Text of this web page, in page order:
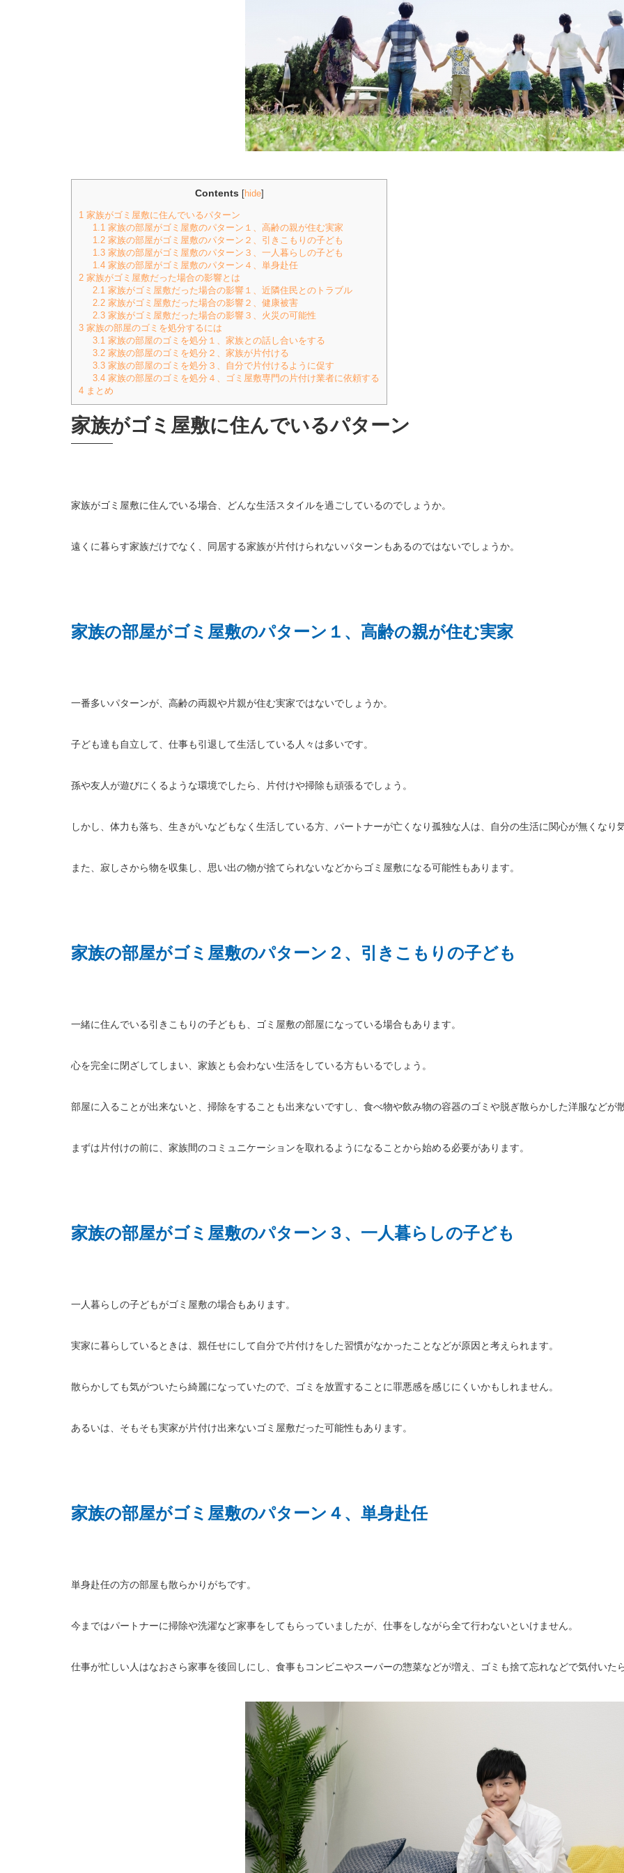
Contents hide]
1 家族がゴミ屋敷に住んでいるパターン
1.1家族の部屋がゴミ屋敷のパターン１、高齢の親が住む実家
1.2家族の部屋がゴミ屋敷のパターン２、引きこもりの子ども
1.3家族の部屋がゴミ屋敷のパターン３、一人暮らしの子ども
1.4家族の部屋がゴミ屋敷のパターン４、単身赴任
2 家族がゴミ屋敷だった場合の影響とは
2.1家族がゴミ屋敷だった場合の影響１、近隣住民とのトラブル
2.2家族がゴミ屋敷だった場合の影響２、健康被害
2.3家族がゴミ屋敷だった場合の影響３、火災の可能性
3 家族の部屋のゴミを処分するには
3.1家族の部屋のゴミを処分１、家族との話し合いをする
3.2家族の部屋のゴミを処分２、家族が片付ける
3.3家族の部屋のゴミを処分３、自分で片付けるように促す
3.4家族の部屋のゴミを処分４、ゴミ屋敷専門の片付け業者に依頼する
4 まとめ
家族がゴミ屋敷に住んでいるパターン
家族がゴミ屋敷に住んでいる場合、どんな生活スタイルを過ごしているのでしょうか。
遠くに暮らす家族だけでなく、同居する家族が片付けられないパターンもあるのではないでしょうか。
家族の部屋がゴミ屋敷のパターン１、高齢の親が住む実家
一番多いパターンが、高齢の両親や片親が住む実家ではないでしょうか。
子ども達も自立して、仕事も引退して生活している人々は多いです。
孫や友人が遊びにくるような環境でしたら、片付けや掃除も頑張るでしょう。
しかし、体力も落ち、生きがいなどもなく生活している方、パートナーが亡くなり孤独な人は、自分の生活に関心が無くなり
また、寂しさから物を収集し、思い出の物が捨てられないなどからゴミ屋敷になる可能性もあります。
家族の部屋がゴミ屋敷のパターン２、引きこもりの子ども
一緒に住んでいる引きこもりの子どもも、ゴミ屋敷の部屋になっている場合もあります。
心を完全に閉ざしてしまい、家族とも会わない生活をしている方もいるでしょう。
部屋に入ることが出来ないと、掃除をすることも出来ないですし、食べ物や飲み物の容器のゴミや脱ぎ散らかした洋服などが
まずは片付けの前に、家族間のコミュニケーションを取れるようになることから始める必要があります。
家族の部屋がゴミ屋敷のパターン３、一人暮らしの子ども
一人暮らしの子どもがゴミ屋敷の場合もあります。
実家に暮らしているときは、親任せにして自分で片付けをした習慣がなかったことなどが原因と考えられます。
散らかしても気がついたら綺麗になっていたので、ゴミを放置することに罪悪感を感じにくいかもしれません。
あるいは、そもそも実家が片付け出来ないゴミ屋敷だった可能性もあります。
家族の部屋がゴミ屋敷のパターン４、単身赴任
単身赴任の方の部屋も散らかりがちです。
今まではパートナーに掃除や洗濯など家事をしてもらっていましたが、仕事をしながら全て行わないといけません。
仕事が忙しい人はなおさら家事を後回しにし、食事もコンビニやスーパーの惣菜などが増え、ゴミも捨て忘れなどで気付いた